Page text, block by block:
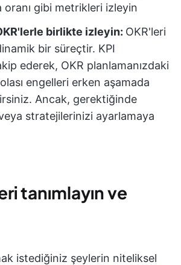
oranı gibi metrikleri izleyin
birlikte izleyin: OKR'leri
bir süreçtir. KPI
ederek, OKR planlamanızdaki
engelleri erken aşamada
Ancak, gerektiğinde
stratejilerinizi ayarlamaya
tanımlayın ve
istediğiniz şeylerin niteliksel